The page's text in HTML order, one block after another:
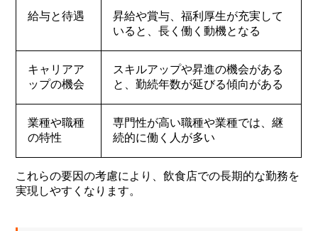
給与と待遇
昇給や賞与、福利厚生が充実して
いると、長く働く動機となる
キャリアア
ップの機会
スキルアップや昇進の機会がある
と、勤続年数が延びる傾向がある
業種や職種
の特性
専門性が高い職種や業種では、継
続的に働く人が多い
これらの要因の考慮により、飲食店での長期的な勤務を
実現しやすくなります。